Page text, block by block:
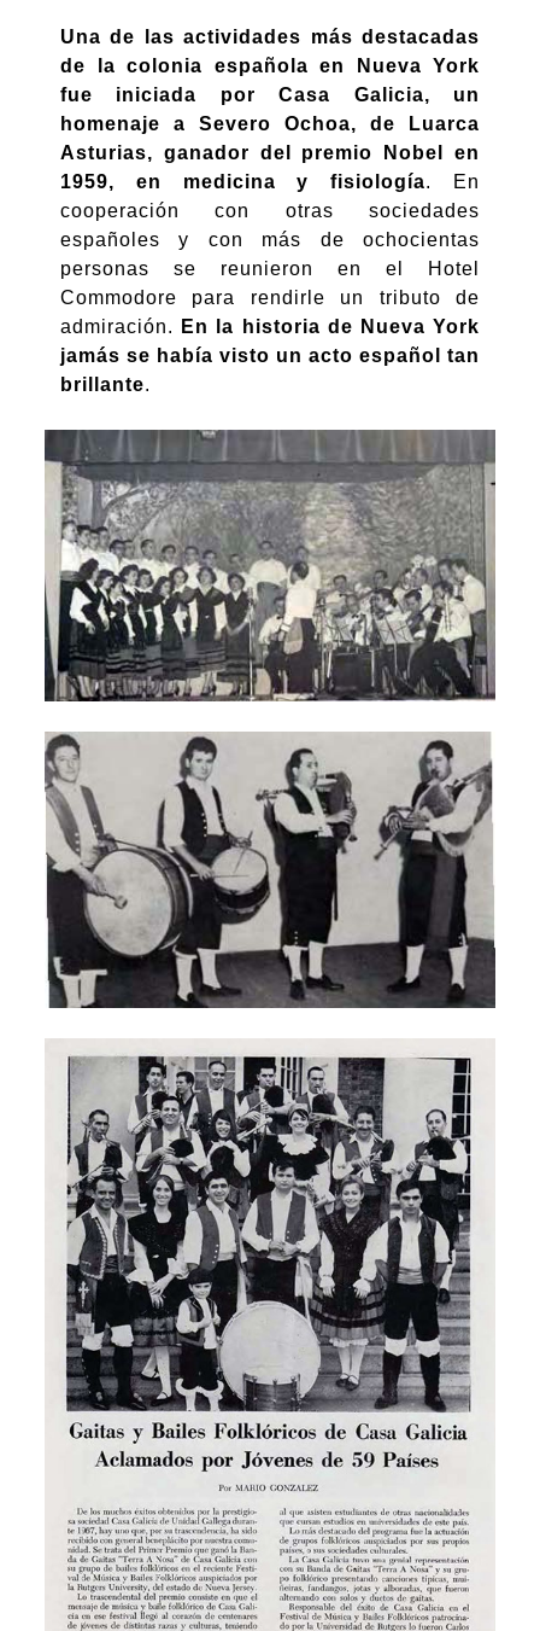
Una de las actividades más destacadas
de la colonia española en Nueva York
fue iniciada por Casa Galicia, un
homenaje a Severo Ochoa, de Luarca
Asturias, ganador del premio Nobel en
1959, en medicina y fisiología. En
cooperación con otras sociedades
españoles y con más de ochocientas
personas se reunieron en el Hotel
Commodore para rendirle un tributo de
admiración.
En la historia de Nueva York
jamás se había visto un acto español tan
brillante.